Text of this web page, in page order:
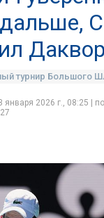
турнир Большого
января 2026 г., 08:25 |